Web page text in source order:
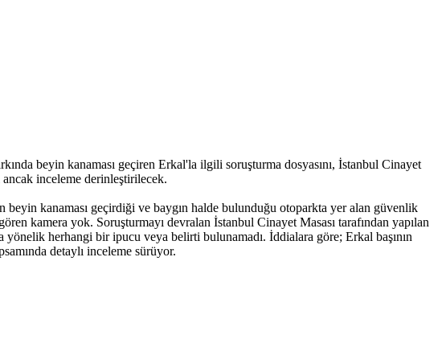
beyin kanaması geçiren Erkal'la ilgili soruşturma dosyasını, İstanbul Cinayet
inceleme derinleştirilecek.
beyin kanaması geçirdiği ve baygın halde bulunduğu otoparkta yer alan güvenlik
kamera yok. Soruşturmayı devralan İstanbul Cinayet Masası tarafından yapılan
yönelik herhangi bir ipucu veya belirti bulunamadı. İddialara göre; Erkal başının
detaylı inceleme sürüyor.